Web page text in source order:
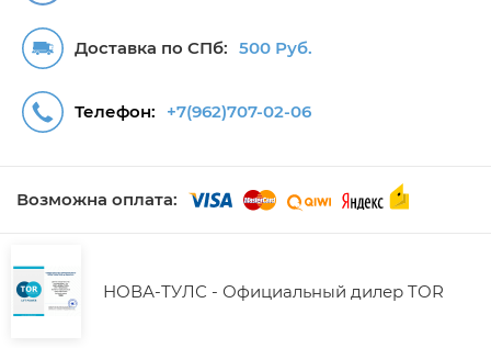
Доставка по СПб: 500 Руб.
Телефон: +7(962)707-02-06
Возможна оплата:
НОВА-ТУЛС - Официальный дилер TOR